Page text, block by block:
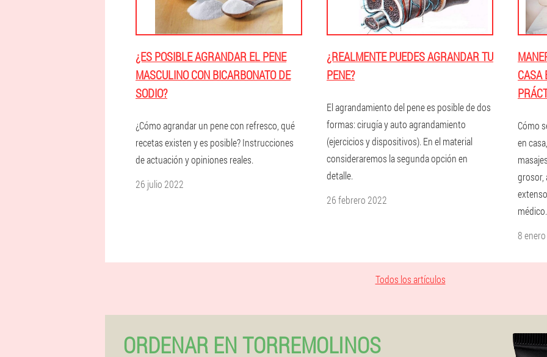
¿ES POSIBLE AGRANDAR EL PENE
MASCULINO CON BICARBONATO DE
SODIO?
¿Cómo agrandar un pene con refresco, qué
recetas existen y es posible? Instrucciones
de actuación y opiniones reales.
26 julio 2022
¿REALMENTE PUEDES AGRANDAR TU
PENE?
El agrandamiento del pene es posible de dos
formas: cirugía y auto agrandamiento
(ejercicios y dispositivos). En el material
consideraremos la segunda opción en
detalle.
26 febrero 2022
CASA
Cómo
en
grosor,
médico.
8
Todos los artículos
ORDENAR EN TORREMOLINOS